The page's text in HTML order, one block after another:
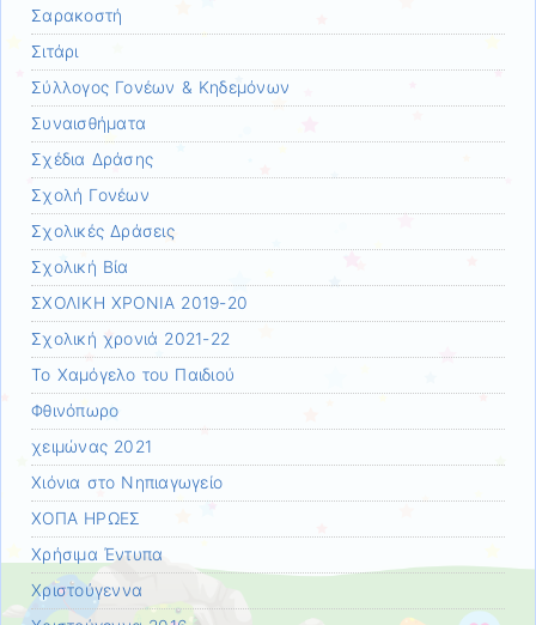
Σαρακοστή
Σιτάρι
Σύλλογος Γονέων & Κηδεμόνων
Συναισθήματα
Σχέδια Δράσης
Σχολή Γονέων
Σχολικές Δράσεις
Σχολική Βία
ΣΧΟΛΙΚΗ ΧΡΟΝΙΑ 2019-20
Σχολική χρονιά 2021-22
Το Χαμόγελο του Παιδιού
Φθινόπωρο
χειμώνας 2021
Χιόνια στο Νηπιαγωγείο
ΧΟΠΑ ΗΡΩΕΣ
Χρήσιμα Έντυπα
Χριστούγεννα